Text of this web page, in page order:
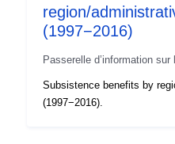
l'accumulation:
region/
(1997−2016)
Passerelle d’information sur
Subsistence benefits by
(1997−2016).